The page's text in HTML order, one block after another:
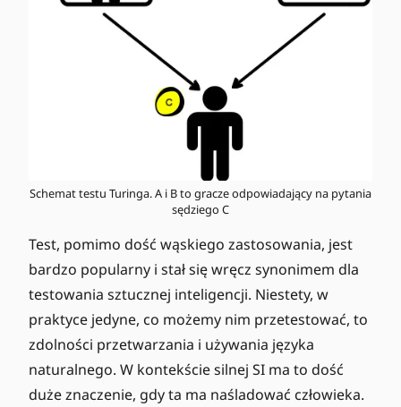
Schemat testu Turinga. A i B to gracze odpowiadający na pytania
sędziego C
Test, pomimo dość wąskiego zastosowania, jest
bardzo popularny i stał się wręcz synonimem dla
testowania sztucznej inteligencji. Niestety, w
praktyce jedyne, co możemy nim przetestować, to
zdolności przetwarzania i używania języka
naturalnego. W kontekście silnej SI ma to dość
duże znaczenie, gdy ta ma naśladować człowieka.